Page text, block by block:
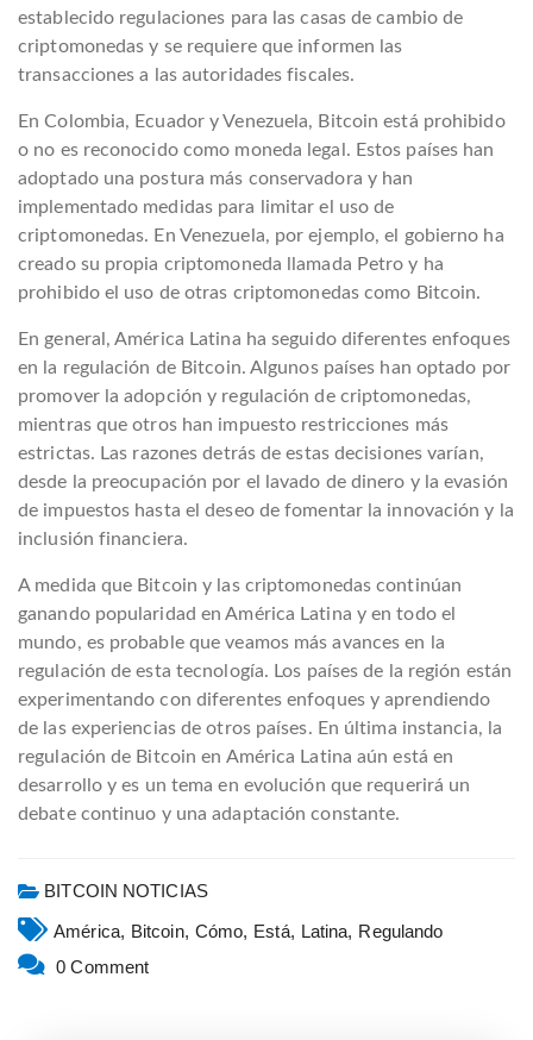
establecido regulaciones para las casas de cambio de
criptomonedas y se requiere que informen las
transacciones a las autoridades fiscales.
En Colombia, Ecuador y Venezuela, Bitcoin está prohibido
o no es reconocido como moneda legal. Estos países han
adoptado una postura más conservadora y han
implementado medidas para limitar el uso de
criptomonedas. En Venezuela, por ejemplo, el gobierno ha
creado su propia criptomoneda llamada Petro y ha
prohibido el uso de otras criptomonedas como Bitcoin.
En general, América Latina ha seguido diferentes enfoques
en la regulación de Bitcoin. Algunos países han optado por
promover la adopción y regulación de criptomonedas,
mientras que otros han impuesto restricciones más
estrictas. Las razones detrás de estas decisiones varían,
desde la preocupación por el lavado de dinero y la evasión
de impuestos hasta el deseo de fomentar la innovación y la
inclusión financiera.
A medida que Bitcoin y las criptomonedas continúan
ganando popularidad en América Latina y en todo el
mundo, es probable que veamos más avances en la
regulación de esta tecnología. Los países de la región están
experimentando con diferentes enfoques y aprendiendo
de las experiencias de otros países. En última instancia, la
regulación de Bitcoin en América Latina aún está en
desarrollo y es un tema en evolución que requerirá un
debate continuo y una adaptación constante.
BITCOIN NOTICIAS
América, Bitcoin, Cómo, Está, Latina, Regulando
0 Comment